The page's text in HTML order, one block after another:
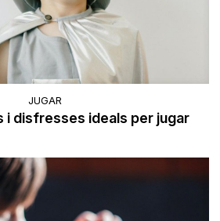
JUGAR
i disfresses ideals per jugar